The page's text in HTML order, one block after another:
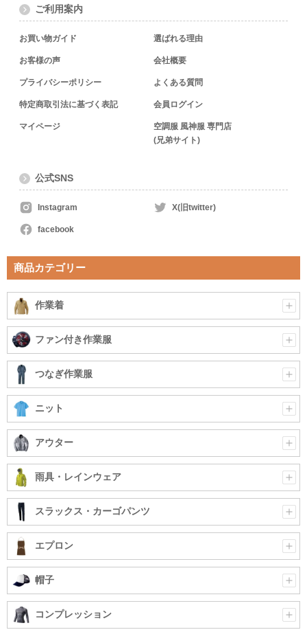
ご利用案内
お買い物ガイド 選ばれる理由
お客様の声 会社概要
プライバシーポリシー よくある質問
特定商取引法に基づく表記 会員ログイン
マイページ
空調服 風神服 専門店
(兄弟サイト)
公式SNS
Instagram X(旧twitter)
facebook
商品カテゴリー
作業着
ファン付き作業服
つなぎ作業服
ニット
アウター
雨具・レインウェア
スラックス・カーゴパンツ
エプロン
帽子
コンプレッション